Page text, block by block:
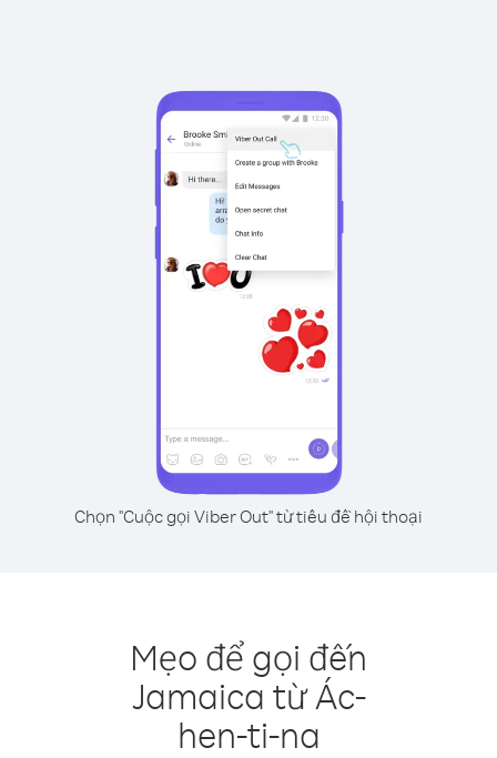
Chọn "Cuộc gọi Viber Out" từ tiêu đề hội thoại
Mẹo để gọi đến
Jamaica từ Ác-
hen-ti-na